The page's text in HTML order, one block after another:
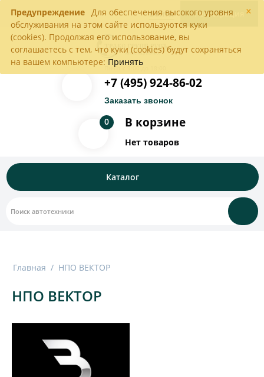
×
Предупреждение Для обеспечения высокого уровня
обслуживания на этом сайте используются куки
(cookies). Продолжая его использование, вы
соглашаетесь с тем, что куки (cookies) будут сохраняться
на вашем компьютере: Принять
Войти Регистрация
Пн-Пт с 9:00 до 18:00
+7 (495) 924-86-02
Заказать звонок
В корзине
0
Нет товаров
Каталог
Главная / НПО ВЕКТОР
НПО ВЕКТОР